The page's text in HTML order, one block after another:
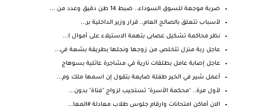
ضربة موجعة للسوق السوداء.. ضبط 14 طن دقيق وعدد من ...
لأسباب تتعلق بالصالح العام.. قرار وزير الداخلية بر...
نظر محاكمة تشكيل عصابى بتهمة الاستيلاء على أموال ا...
عاجل ربة منزل تتخلص من زوجها ونجلها بطريقة بشعة في...
عاجل إصابة عامل بطلقات نارية في مشاجرة عائلية بسوهاج
أعمل شير في الخير طفلة ضايعة بتقول إن اسمها ملك وم...
لأول مرة.. "محكمة الأسرة" تستجيب لزواج "فتاة" بدون...
الان أماكن امتحانات وارقام جلوس طلاب معادلة #المعا...